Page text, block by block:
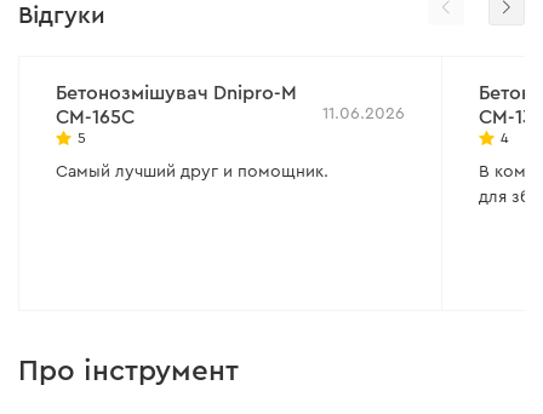
Відгуки
Бетонозмішувач Dnipro-M
СМ-165С
5
11.06.2026
Самый лучший друг и помощник.
CM-
4
В
для
Про інструмент